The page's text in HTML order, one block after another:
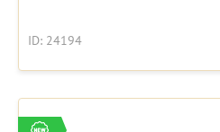
ID: 24194